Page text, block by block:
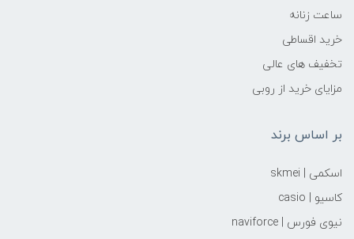
ساعت زنانه
خرید اقساطی
تخفیف های عالی
مزایای خرید از روبی
بر اساس برند
اسکمی | skmei
کاسیو | casio
نیوی فورس | naviforce